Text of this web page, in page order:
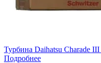
Турбина Daihatsu Charade
Подробнее